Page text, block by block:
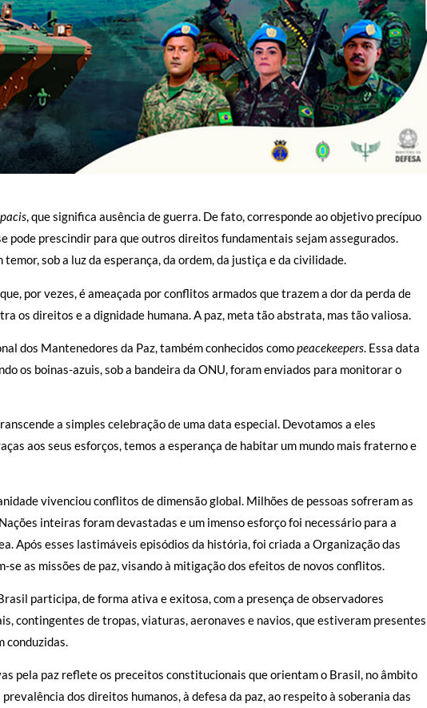
pacis, que significa ausência de guerra. De fato, corresponde ao objetivo precípuo
pode prescindir para que outros direitos fundamentais sejam assegurados.
sob a luz da esperança, da ordem, da justiça e da civilidade.
por vezes, é ameaçada por conflitos armados que trazem a dor da perda de
os direitos e a dignidade humana. A paz, meta tão abstrata, mas tão valiosa.
dos Mantenedores da Paz, também conhecidos comopeacekeepers. Essa data
os boinas-azuis, sob a bandeira da ONU, foram enviados para monitorar o
a simples celebração de uma data especial. Devotamos a eles
aos seus esforços, temos a esperança de habitar um mundo mais fraterno e
vivenciou conflitos de dimensão global. Milhões de pessoas sofreram as
inteiras foram devastadas e um imenso esforço foi necessário para a
Após esses lastimáveis episódios da história, foi criada a Organização das
se as missões de paz, visando à mitigação dos efeitos de novos conflitos.
participa, de forma ativa e exitosa, com a presença de observadores
contingentes de tropas, viaturas, aeronaves e navios, que estiveram presentes
conduzidas.
pela paz reflete os preceitos constitucionais que orientam o Brasil, no âmbito
dos direitos humanos, à defesa da paz, ao respeito à soberania das